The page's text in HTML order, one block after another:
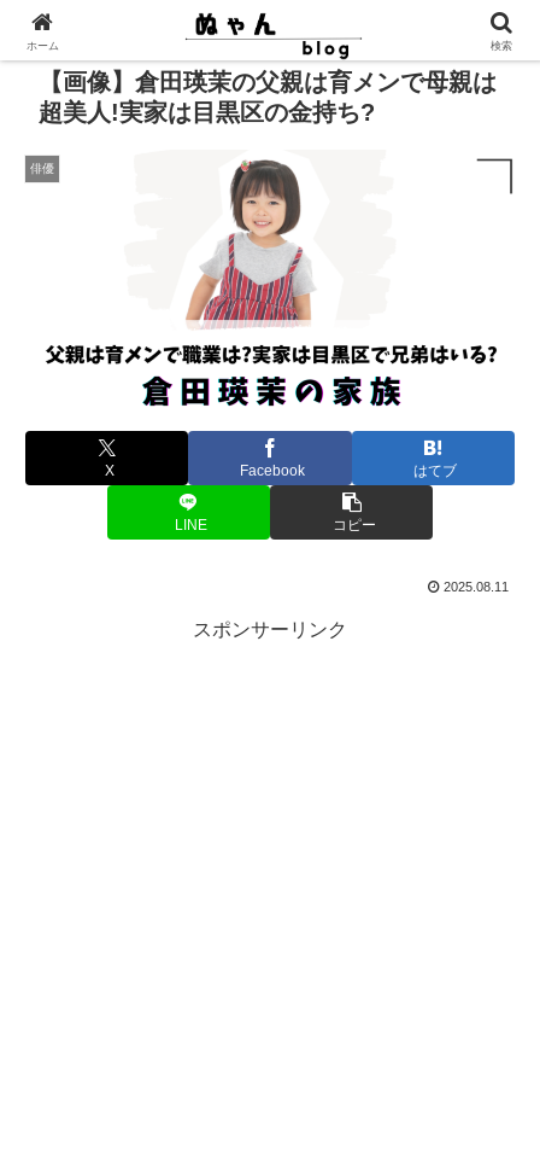
【画像】倉田瑛茉の父親は育メンで母親は
超美人!実家は目黒区の金持ち?
俳優
X Facebook はてブ
LINE コピー
2025.08.11
スポンサーリンク
ホーム 検索